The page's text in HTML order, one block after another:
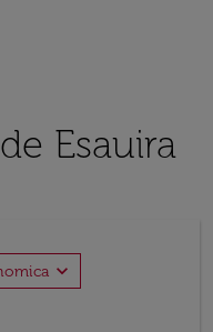
Esauira
expand_more